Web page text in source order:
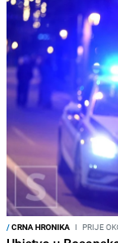
/CRNA HRONIKA I PRIJE